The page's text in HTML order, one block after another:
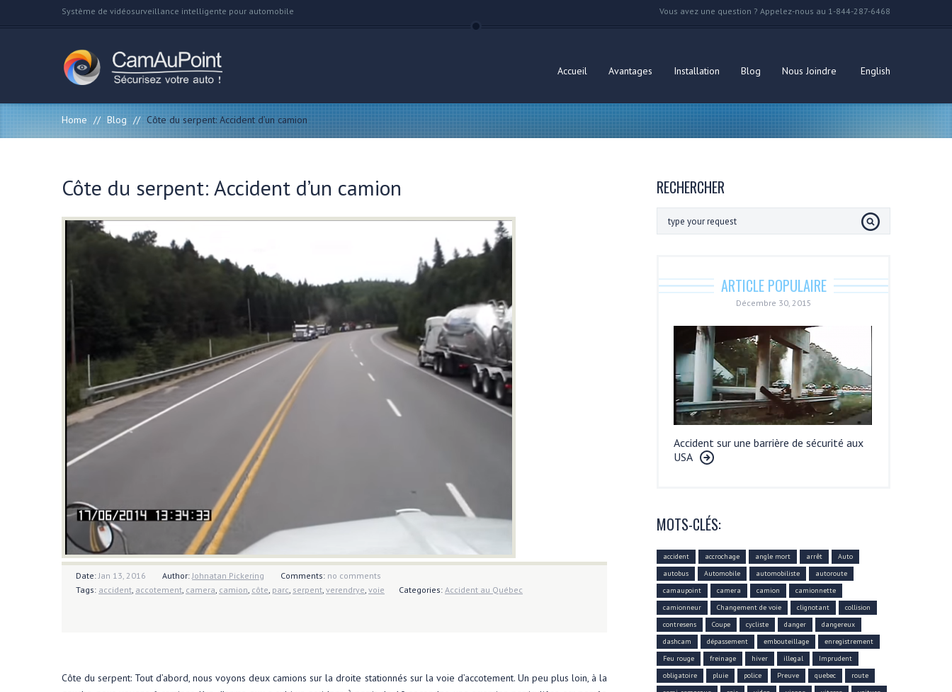
Système de vidéosurveillance intelligente pour automobile Vous avez une question ? Appelez-nous au 1-844-287-6468
Accueil Avantages Installation Blog Nous Joindre English
Home // Blog // Côte du serpent: Accident d’un camion
Côte du serpent: Accident d’un camion
Date: Jan 13, 2016 Author: Johnatan Pickering Comments: no comments
Tags: accident accotement camera camion côte parc serpent verendrye voie Categories: Accident au Québec
Côte du serpent: Tout d’abord, nous voyons deux camions sur la droite stationnés sur la voie d’accotement. Un peu plus loin, à la
RECHERCHER
ARTICLE POPULAIRE
Décembre 30, 2015
Accident sur une barrière de sécurité aux
USA
MOTS-CLÉS:
accident accrochage angle mort arrêt
Auto
autobus
Automobile automobiliste
autoroute
camaupoint
camera camion
camionnette
camionneur
Changement de voie clignotant
collision
contresens
Coupe cycliste danger
dangereux
dashcam
dépassement embouteillage
enregistrement
Feu rouge
freinage hiver illegal
Imprudent
obligatoire
pluie police Preuve quebec
route